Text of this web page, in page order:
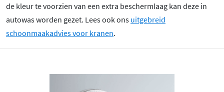
de kleur te voorzien van een extra beschermlaag kan deze in
autowas worden gezet. Lees ook ons uitgebreid
schoonmaakadvies voor kranen.